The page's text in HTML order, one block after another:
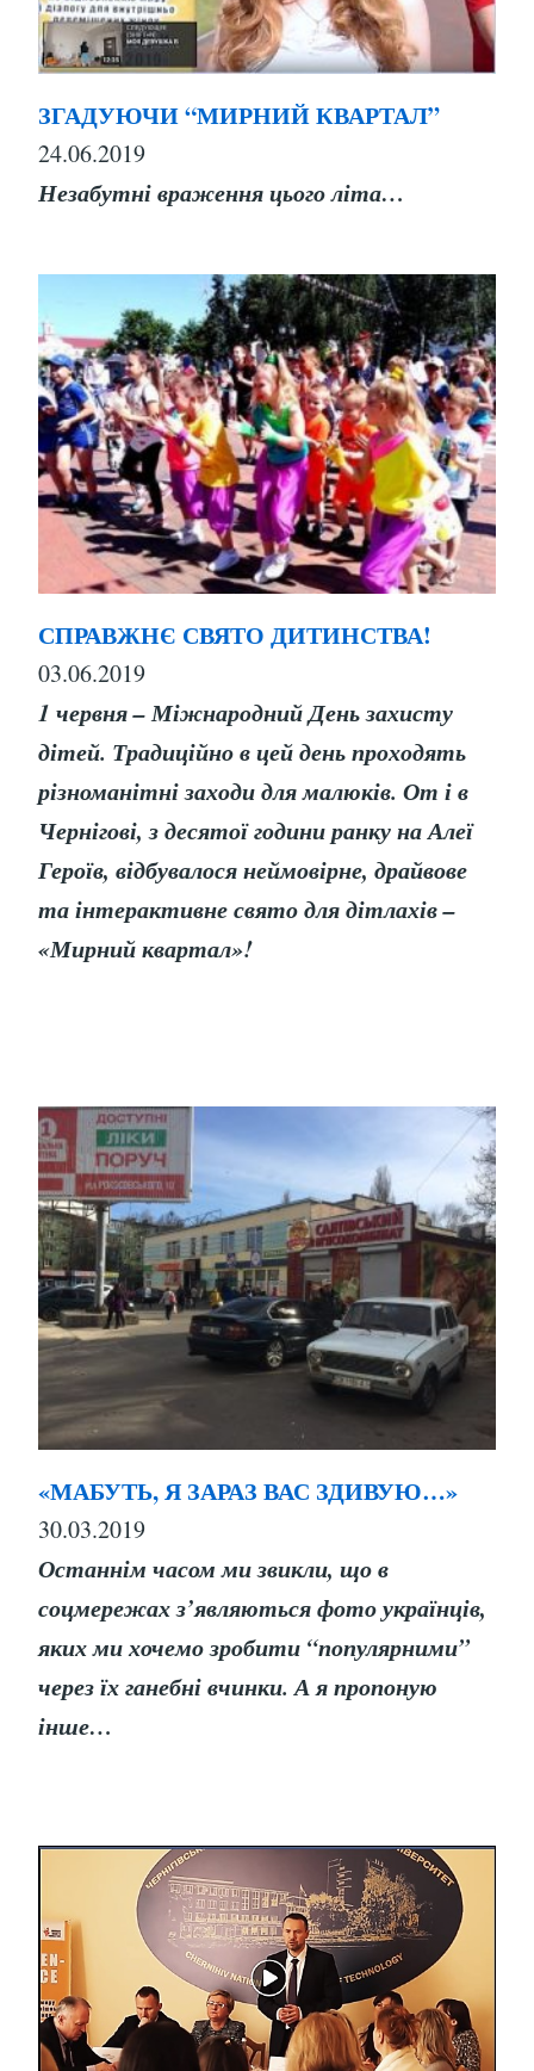
ЗГАДУЮЧИ “МИРНИЙ КВАРТАЛ”
24.06.2019
Незабутні враження цього літа…
СПРАВЖНЄ СВЯТО ДИТИНСТВА!
03.06.2019
1 червня – Міжнародний День захисту
дітей. Традиційно в цей день проходять
різноманітні заходи для малюків. От і в
Чернігові, з десятої години ранку на Алеї
Героїв, відбувалося неймовірне, драйвове
та інтерактивне свято для дітлахів –
«Мирний квартал»!
«МАБУТЬ, Я ЗАРАЗ ВАС ЗДИВУЮ…»
30.03.2019
Останнім часом ми звикли, що в
соцмережах з’являються фото українців,
яких ми хочемо зробити “популярними”
через їх ганебні вчинки. А я пропоную
інше…